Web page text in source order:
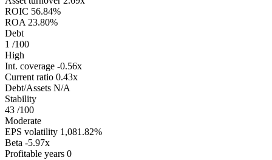
ROIC 56.84%
ROA 23.80%
Debt
1 /100
High
Int. coverage -0.56x
Current ratio 0.43x
Debt/Assets N/A
Stability
43 /100
Moderate
EPS volatility 1,081.82%
Beta -5.97x
Profitable years 0